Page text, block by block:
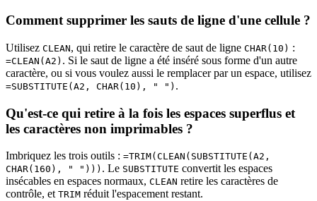
Comment supprimer les sauts de ligne d'une cellule ?
Utilisez CLEAN, qui retire le caractère de saut de ligne CHAR(10) :
=CLEAN(A2) . Si le saut de ligne a été inséré sous forme d'un autre
caractère, ou si vous voulez aussi le remplacer par un espace, utilisez
=SUBSTITUTE(A2, CHAR(10), " ") .
Qu'est-ce qui retire à la fois les espaces superflus et
les caractères non imprimables ?
Imbriquez les trois outils : =TRIM(CLEAN(SUBSTITUTE(A2,
CHAR(160), " "))) . Le SUBSTITUTE convertit les espaces
insécables en espaces normaux, CLEAN retire les caractères de
contrôle, et TRIM réduit l'espacement restant.